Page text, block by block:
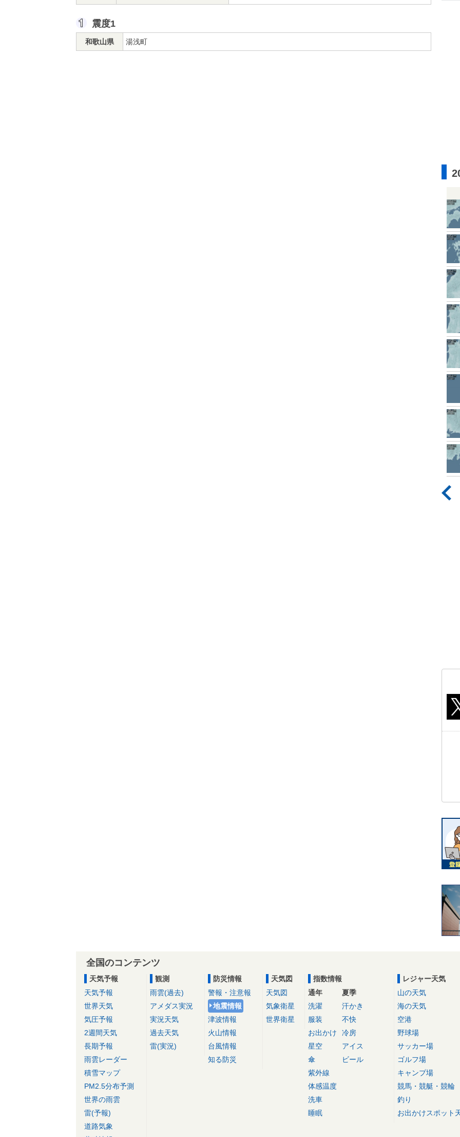
震度1
和歌山県 湯浅町
全国のコンテンツ
天気予報
天気予報
世界天気
気圧予報
2週間天気
長期予報
雨雲レーダー
積雪マップ
PM2.5分布予測
世界の雨雲
雷(予報)
道路気象
観測
雨雲(過去)
アメダス実況
実況天気
過去天気
雷(実況)
防災情報
警報・注意報
地震情報
津波情報
火山情報
台風情報
知る防災
天気図
天気図
気象衛星
世界衛星
指数情報
通年
洗濯
服装
お出かけ
星空
傘
紫外線
体感温度
洗車
睡眠
夏季
汗かき
不快
冷房
アイス
ビール
レジャー天気
山の天気
海の天気
空港
野球場
サッカー場
ゴルフ場
キャンプ場
競馬・競艇・競輪
釣り
お出かけスポット